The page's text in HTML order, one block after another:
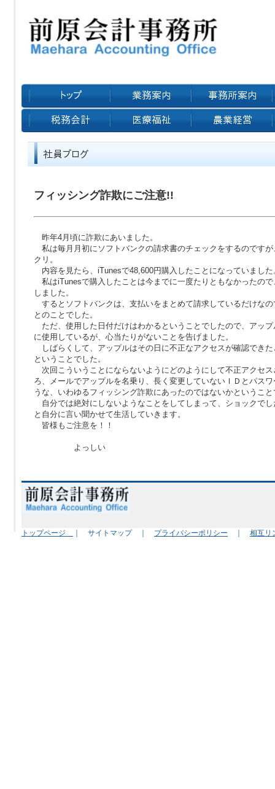
フィッシング詐欺にご注意!!
昨年4月頃に詐欺にあいました。
私は毎月月初にソフトバンクの請求書のチェックをするのです
クリ。
内容を見たら、iTunesで48,600円購入したことになっていました
私はiTunesで購入したことは今までに一度たりともなかったの
しました。
するとソフトバンクは、支払いをまとめて請求しているだけな
とのことでした。
ただ、使用した日付だけはわかるということでしたので、アッ
に使用しているが、心当たりがないことを告げました。
しばらくして、アップルはその日に不正なアクセスが確認でき
ということでした。
次回こういうことにならないようにどのようにして不正アクセ
ろ、メールでアップルを名乗り、長く変更していないＩＤとパス
うな、いわゆるフィッシング詐欺にあったのではないかというこ
自分では絶対にしないようなことをしてしまって、ショックで
と自分に言い聞かせて生活していきます。
皆様もご注意を！！
よっしい
トップページ ｜ サイトマップ ｜ プライバシーポリシー ｜ 相互リ